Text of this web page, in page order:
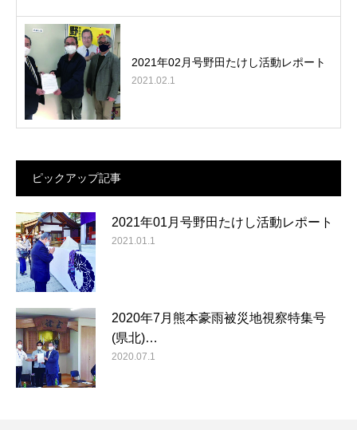
2021年02月号野田たけし活動レポート
2021.02.1
ピックアップ記事
2021年01月号野田たけし活動レポート
2021.01.1
2020年7月熊本豪雨被災地視察特集号
(県北)…
2020.07.1